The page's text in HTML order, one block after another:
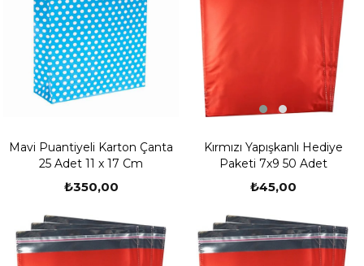
Mavi Puantiyeli Karton Çanta
25 Adet 11 x 17 Cm
₺350,00
Kırmızı Yapışkanlı Hediye
Paketi 7x9 50 Adet
₺45,00